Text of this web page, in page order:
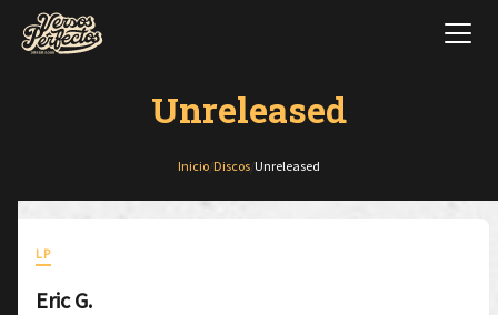
Unreleased
Inicio Discos Unreleased
LP
Eric G.